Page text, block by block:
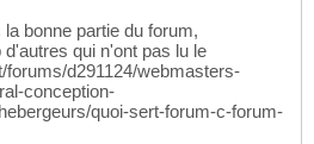
bonne partie du forum,
qui n'ont pas lu le
forums/d291124/webmasters-
conception-
quoi-sert-forum-c-forum-